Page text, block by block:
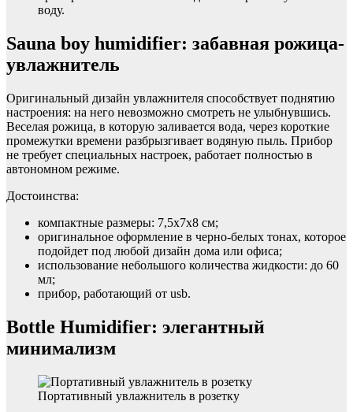
воду.
Sauna boy humidifier: забавная рожица-
увлажнитель
Оригинальный дизайн увлажнителя способствует поднятию
настроения: на него невозможно смотреть не улыбнувшись.
Веселая рожица, в которую заливается вода, через короткие
промежутки времени разбрызгивает водяную пыль. Прибор
не требует специальных настроек, работает полностью в
автономном режиме.
Достоинства:
компактные размеры: 7,5х7х8 см;
оригинальное оформление в черно-белых тонах, которое
подойдет под любой дизайн дома или офиса;
использование небольшого количества жидкости: до 60
мл;
прибор, работающий от usb.
Bottle Humidifier: элегантный
минимализм
Портативный увлажнитель в розетку